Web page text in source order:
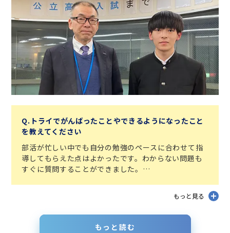
Q.トライでがんばったことやできるようになったこと
を教えてください
部活が忙しい中でも自分の勉強のペースに合わせて指
導してもらえた点はよかったです。わからない問題も
すぐに質問することができました。
もっと見る
もっと読む